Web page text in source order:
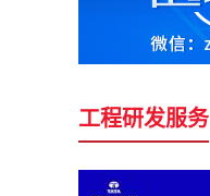
工程研发服务